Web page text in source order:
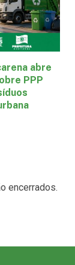
abre
PPP
encerrados.